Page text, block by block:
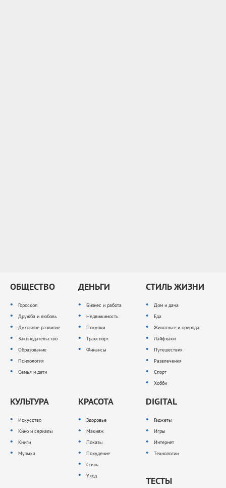
ОБЩЕСТВО
Гороскоп
Дружба и любовь
Духовное развитие
Законодательство
Образование
Психология
Семья и дети
ДЕНЬГИ
Бизнес и работа
Недвижимость
Покупки
Транспорт
Финансы
СТИЛЬ ЖИЗНИ
Дом и дача
Еда
Животные и природа
Лайфхаки
Путешествия
Развлечения
Спорт
Хобби
КУЛЬТУРА
Искусство
Кино и сериалы
Книги
Музыка
КРАСОТА
Здоровье
Макияж
Показы
Похудение
Стиль
Уход
DIGITAL
Гаджеты
Игры
Интернет
Технологии
ТЕСТЫ